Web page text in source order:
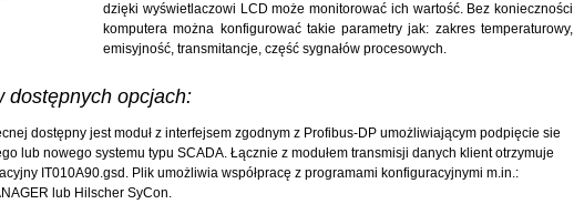
dzięki wyświetlaczowi LCD może monitorować ich wartość. Bez konieczności
komputera można konfigurować takie parametry jak: zakres temperaturowy,
emisyjność, transmitancje, część sygnałów procesowych.
dostępnych opcjach:
dostępny jest moduł z interfejsem zgodnym z Profibus-DP umożliwiającym podpięcie sie
lub nowego systemu typu SCADA. Łącznie z modułem transmisji danych klient otrzymuje
IT010A90.gsd. Plik umożliwia współpracę z programami konfiguracyjnymi m.in.:
lub Hilscher SyCon.